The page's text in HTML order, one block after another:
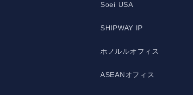
Soei USA
SHIPWAY IP
ホノルルオフィス
ASEANオフィス